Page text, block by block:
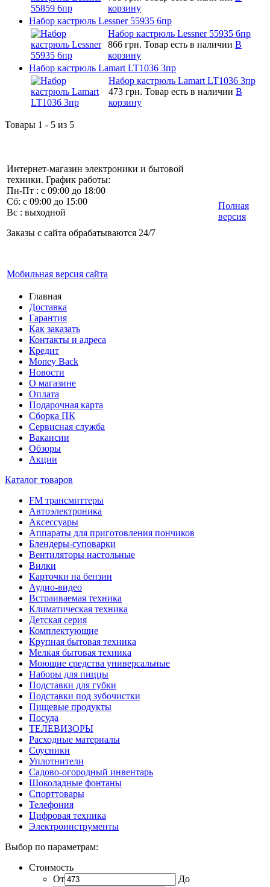
корзину
Набор кастрюль Lessner 55935 6пр
Набор кастрюль Lessner 55935 6пр
866 грн. Товар есть в наличии В
корзину
Набор кастрюль Lamart LT1036 3пр
Набор кастрюль Lamart LT1036 3пр
473 грн. Товар есть в наличии В
корзину
Товары 1 - 5 из 5
Интернет-магазин электроники и бытовой
техники. График работы:
Пн-Пт : с 09:00 до 18:00
Сб: с 09:00 до 15:00
Вс : выходной
Заказы с сайта обрабатываются 24/7
Мобильная версия сайта
Полная
версия
Главная
Доставка
Гарантия
Как заказать
Контакты и адреса
Кредит
Money Back
Новости
О магазине
Оплата
Подарочная карта
Сборка ПК
Сервисная служба
Вакансии
Обзоры
Акции
Каталог товаров
FM трансмиттеры
Автоэлектроника
Аксессуары
Аппараты для приготовления пончиков
Блендеры-суповарки
Вентиляторы настольные
Вилки
Карточки на бензин
Аудио-видео
Встраиваемая техника
Климатическая техника
Детская серия
Комплектующие
Крупная бытовая техника
Мелкая бытовая техника
Моющие средства универсальные
Наборы для пиццы
Подставки для губки
Подставки под зубочистки
Пищевые продукты
Посуда
ТЕЛЕВИЗОРЫ
Расходные материалы
Соусники
Уплотнители
Садово-огородный инвентарь
Шоколадные фонтаны
Спорттовары
Телефония
Цифровая техника
Электроинструменты
Выбор по параметрам:
Стоимость
От
До